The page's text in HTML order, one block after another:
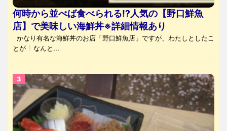
何時から並べば食べられる⁉人気の【野口鮮魚
店】で美味しい海鮮丼※詳細情報あり
かなり有名な海鮮丼のお店「野口鮮魚店」ですが、わたしとしたこ
とが
なんと...